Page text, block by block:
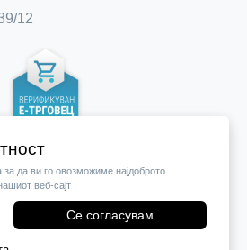
да ви го овозможиме најдоброто
веб-сајт
Се согласувам
12